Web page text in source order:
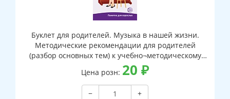
Буклет для родителей. Музыка в нашей жизни.
Методические рекомендации для родителей
(разбор основных тем) к учебно¬методическому
пособию "Музыка в нашей жизни."
Цена розн: 20 ₽
−
+